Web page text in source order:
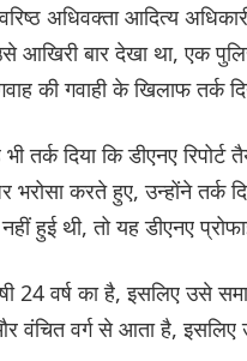
अधिवक्ता आदित्य
आखिरी बार देखा था, एक
की गवाही के खिलाफ तर्क
तर्क दिया कि डीएनए
करते हुए, उन्होंने तर्क
हुई थी, तो यह डीएनए
24 वर्ष का है, इसलिए उसे
वंचित वर्ग से आता है, इसलिए